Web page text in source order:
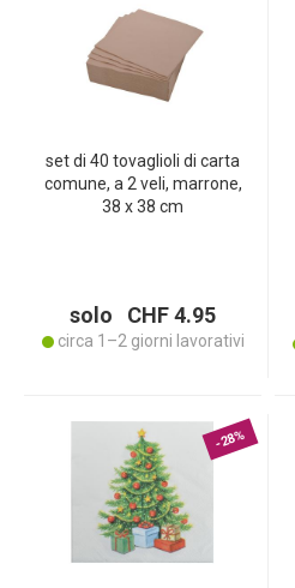
set di 40 tovaglioli di carta
comune, a 2 veli, marrone,
38 x 38 cm
solo CHF 4.95
circa 1–2 giorni lavorativi
-28%